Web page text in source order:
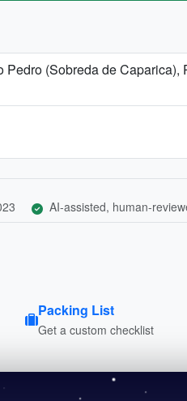
Pedro (Sobreda de
AI-assisted, human-
Packing List
Get a custom checklist